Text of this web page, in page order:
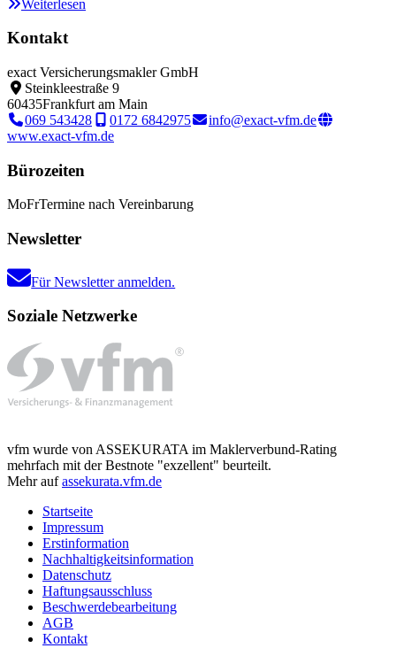
Weiterlesen
Kontakt
exact Versicherungsmakler GmbH
Steinkleestraße 9
60435Frankfurt am Main
069 543428
0172 6842975
info@exact-vfm.de
www.exact-vfm.de
Bürozeiten
MoFrTermine nach Vereinbarung
Newsletter
Für Newsletter anmelden.
Soziale Netzwerke
vfm wurde von ASSEKURATA im Maklerverbund-Rating
mehrfach mit der Bestnote "exzellent" beurteilt.
Mehr aufassekurata.vfm.de
Startseite
Impressum
Erstinformation
Nachhaltigkeitsinformation
Datenschutz
Haftungsausschluss
Beschwerdebearbeitung
AGB
Kontakt